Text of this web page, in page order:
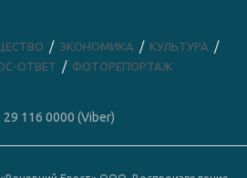
ЭКОНОМИКА
КУЛЬТУРА
ОТВЕТ ФОТОРЕПОРТАЖ
29 116 0000 (Viber)